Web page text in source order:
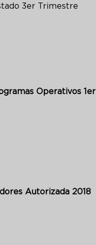
3er Trimestre
Operativos 1er
Autorizada 2018